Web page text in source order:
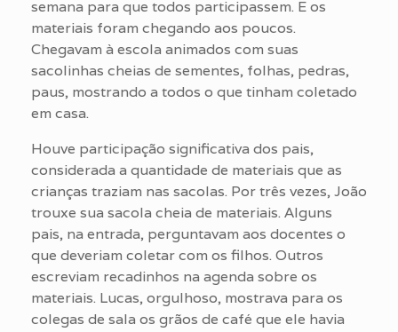
semana para que todos participassem. E os
materiais foram chegando aos poucos.
Chegavam à escola animados com suas
sacolinhas cheias de sementes, folhas, pedras,
paus, mostrando a todos o que tinham coletado
em casa.
Houve participação significativa dos pais,
considerada a quantidade de materiais que as
crianças traziam nas sacolas. Por três vezes, João
trouxe sua sacola cheia de materiais. Alguns
pais, na entrada, perguntavam aos docentes o
que deveriam coletar com os filhos. Outros
escreviam recadinhos na agenda sobre os
materiais. Lucas, orgulhoso, mostrava para os
colegas de sala os grãos de café que ele havia